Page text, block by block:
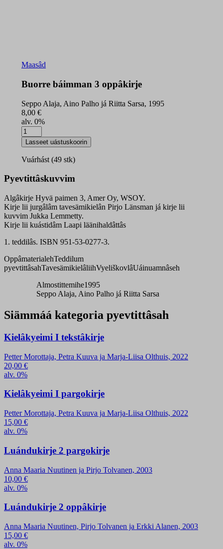
Maasâd
Buorre báimman 3 oppâkirje
Seppo Alaja, Aino Palho já Riitta Sarsa, 1995
8,00 €
alv. 0%
Buorre
báimman
3
oppâkirje
Lasseet uástuskoorin
Vuárhást (49 stk)
Pyevtittâskuvvim
Algâkirje Hyvä paimen 3, Amer Oy, WSOY.
Kirje lii jurgâlâm tavesämikielân Pirjo Länsman já kirje lii
kuvvim Jukka Lemmetty.
Kirje lii kuástidâm Laapi läänihaldâttâs
1. teddilâs. ISBN 951-53-0277-3.
OppâmaterialehTeddilum
pyevtittâsahTavesämikielâliihVyeliškovlâUáinuamnâseh
Almostittemihe1995
Seppo Alaja, Aino Palho já Riitta Sarsa
Siämmáá kategoria pyevtittâsah
Kielâkyeimi I tekstâkirje
Petter Morottaja, Petra Kuuva ja Marja-Liisa Olthuis, 2022
20,00 €
alv. 0%
Kielâkyeimi I pargokirje
Petter Morottaja, Petra Kuuva ja Marja-Liisa Olthuis, 2022
15,00 €
alv. 0%
Luándukirje 2 pargokirje
Anna Maaria Nuutinen ja Pirjo Tolvanen, 2003
10,00 €
alv. 0%
Luándukirje 2 oppâkirje
Anna Maaria Nuutinen, Pirjo Tolvanen ja Erkki Alanen, 2003
15,00 €
alv. 0%